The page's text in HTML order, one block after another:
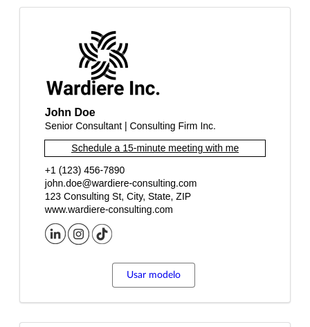
Usar modelo